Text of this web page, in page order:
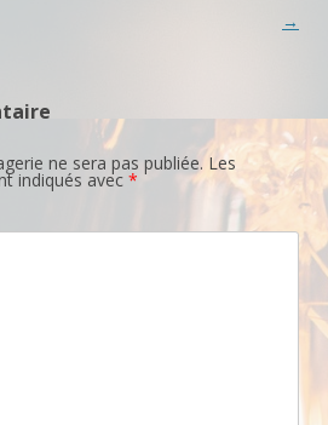
→
ne sera pas publiée.Les
indiqués avec *